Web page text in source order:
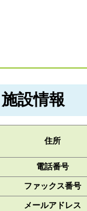
施設情報
住所
電話番号
ファックス番号
メールアドレス